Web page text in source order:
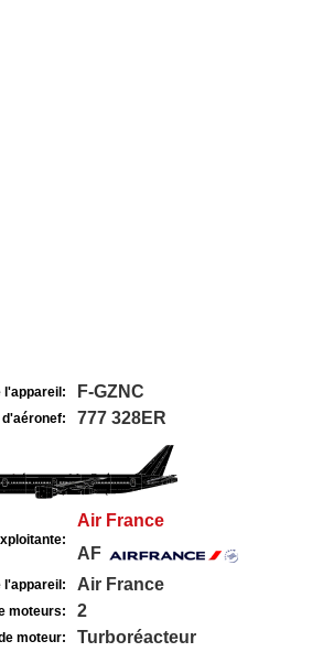
l'appareil: F-GZNC
d'aéronef: 777 328ER
Air France
AF
l'appareil: Air France
moteurs: 2
moteur: Turboréacteur